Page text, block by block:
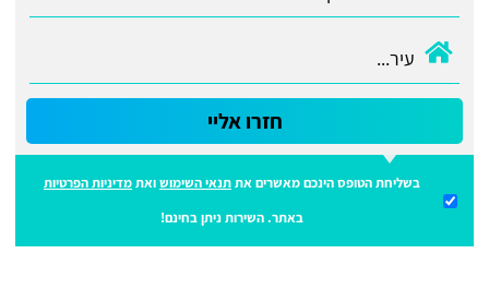
חזרו אליי
בשליחת הטופס הינכם מאשרים אתתנאי השימושואתמדיניות הפרטיות
באתר. השירות ניתן בחינם!